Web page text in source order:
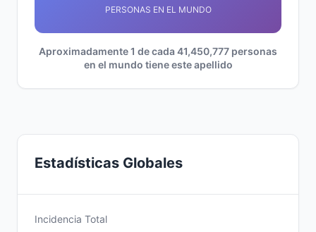
PERSONAS EN EL MUNDO
Aproximadamente 1 de cada 41,450,777 personas
en el mundo tiene este apellido
Estadísticas Globales
Incidencia Total